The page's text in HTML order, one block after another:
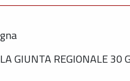
GIUNTA REGIONALE 30